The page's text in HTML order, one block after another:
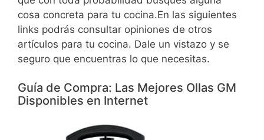
cosa concreta para tu cocina.En las siguientes
links podrás consultar opiniones de otros
artículos para tu cocina. Dale un vistazo y se
seguro que encuentras lo que necesitas.
Guía de Compra: Las Mejores Ollas GM
Disponibles en Internet